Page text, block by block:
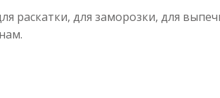
раскатки, для заморозки, для